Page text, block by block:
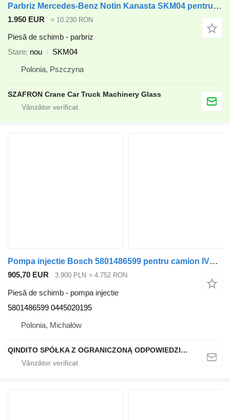
Parbriz Mercedes-Benz Notin Kanasta SKM04 pentru rulota camper Mercedes-Benz Notin Kanasta
1.950 EUR ≈ 10.230 RON
Piesă de schimb - parbriz
Stare nou
SKM04
Polonia, Pszczyna
SZAFRON Crane Car Truck Machinery Glass
Pompa injectie Bosch 5801486599 pentru camion IVECO STRALIS
905,70 EUR 3.900 PLN ≈ 4.752 RON
Piesă de schimb - pompa injectie
5801486599 0445020195
Polonia, Michałów
QINDITO SPÓŁKA Z OGRANICZONĄ ODPOWIEDZIALNOŚCIĄ